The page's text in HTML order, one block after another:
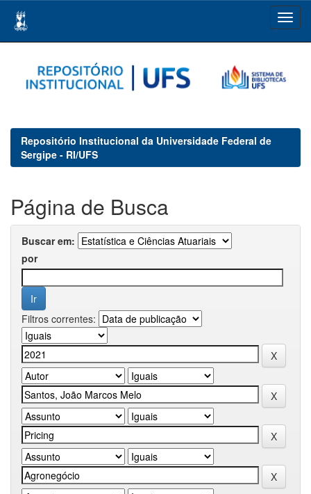
navigation
Repositório Institucional da Universidade Federal de
Sergipe - RI/UFS
Página de Busca
Buscar em:
por
Filtros correntes: